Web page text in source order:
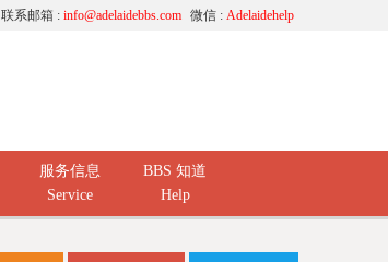
微信 : Adelaidehelp
联系邮箱 : info@adelaidebbs.com
服务信息
Service
BBS 知道
Help